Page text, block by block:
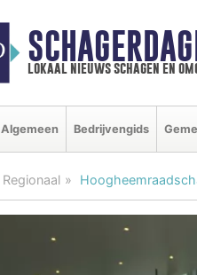
lokaal nieuws schagen en
Algemeen Bedrijvengids
Regionaal